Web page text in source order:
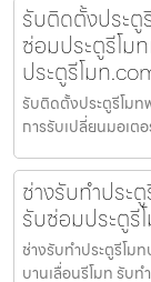
รับติดตั้งประตู
ซ่อมประตูรีโม
ประตูรีโมท
รับติดตั้งประตูรีโมท
การรับเปลี่ยนมอเต
ช่างรับทำประ
รับซ่อมประตูรี
ช่างรับทำประตูรีโม
บานเลื่อนรีโมท รับ